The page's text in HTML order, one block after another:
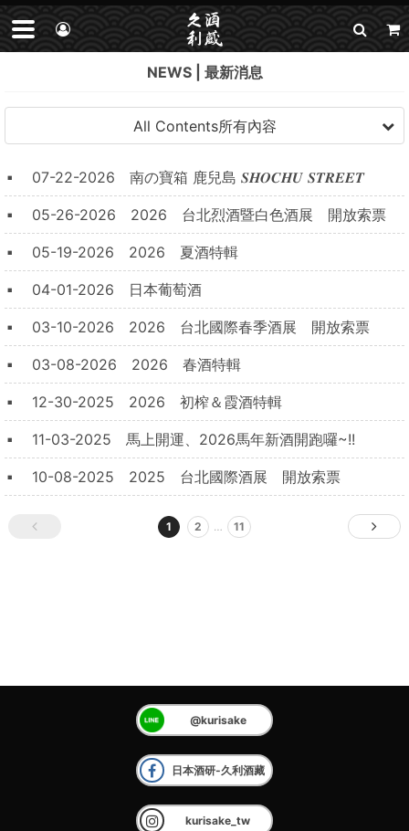
NEWS 最新消息
All Contents所有內容
07-22-2026 南の寶箱 鹿兒島 𝑺𝑯𝑶𝑪𝑯𝑼 𝑺𝑻𝑹𝑬𝑬𝑻
05-26-2026 2026 台北烈酒暨白色酒展 開放索票
05-19-2026 2026 夏酒特輯
04-01-2026 日本葡萄酒
03-10-2026 2026 台北國際春季酒展 開放索票
03-08-2026 2026 春酒特輯
12-30-2025 2026 初榨＆霞酒特輯
11-03-2025 馬上開運、2026馬年新酒開跑囉~!!
10-08-2025 2025 台北國際酒展 開放索票
1 2 … 11
@kurisake
日本酒研-久利酒藏
kurisake_tw